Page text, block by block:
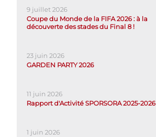
9 juillet 2026
Coupe du Monde de la FIFA 2026 : à la
découverte des stades du Final 8 !
23 juin 2026
GARDEN PARTY 2026
11 juin 2026
Rapport d'Activité SPORSORA 2025-2026
1 juin 2026